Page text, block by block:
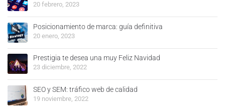
20 febrero, 2023
Posicionamiento de marca: guía definitiva
20 enero, 2023
Prestigia te desea una muy Feliz Navidad
23 diciembre, 2022
SEO y SEM: tráfico web de calidad
19 noviembre, 2022